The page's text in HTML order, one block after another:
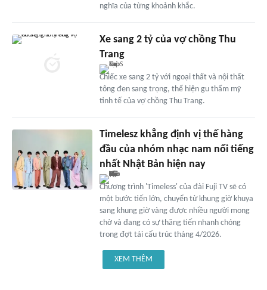
nghĩa của từng khoảnh khắc.
Xe sang 2 tỷ của vợ chồng Thu
Trang
Chiếc xe sang 2 tỷ với ngoại thất và nội thất
tông đen sang trọng, thể hiện gu thẩm mỹ
tinh tế của vợ chồng Thu Trang.
Timelesz khẳng định vị thế hàng
đầu của nhóm nhạc nam nổi tiếng
nhất Nhật Bản hiện nay
Chương trình 'Timeless' của đài Fuji TV sẽ có
một bước tiến lớn, chuyển từ khung giờ khuya
sang khung giờ vàng được nhiều người mong
chờ và đang có sự thăng tiến nhanh chóng
trong đợt tái cấu trúc tháng 4/2026.
XEM THÊM